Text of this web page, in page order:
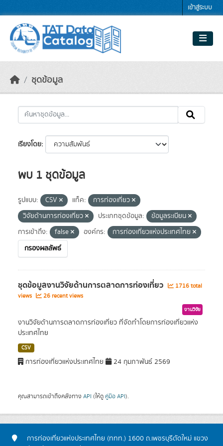
เข้าสู่ระบบ
ชุดข้อมูล
เรียงโดย
พบ 1 ชุดข้อมูล
รูปแบบ: CSV แท็ค:
การท่องเที่ยว
วิจัยด้านการท่องเที่ยว
ประเภทชุดข้อมูล:
ข้อมูลระเบียน
การเข้าถึง:
false องค์กร:
การท่องเที่ยวแห่งประเทศไทย
กรองผลลัพธ์
ชุดข้อมูลงานวิจัยด้านการตลาดการท่องเที่ยว
1716 total
views
26 recent views
งานวิจัย
งานวิจัยด้านการตลาดการท่องเที่ยว ที่จัดทำโดยการท่องเที่ยวแห่ง
ประเทศไทย
CSV
การท่องเที่ยวแห่งประเทศไทย 24 กุมภาพันธ์ 2569
คุณสามารถเข้าถึงคลังทาง API (ให้ดู คู่มือ API).
การท่องเที่ยวแห่งประเทศไทย (ททท.) 1600 ถ.เพชรบุรีตัดใหม่ แขวง